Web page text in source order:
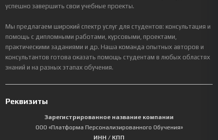
успешно завершить свои учебные проекты.
Мы предлагаем широкий спектр услуг для студентов: консультация и
помощь с дипломными работами, курсовыми, проектами,
практическими заданиями и др. Наша команда опытных авторов и
консультантов готова оказать помощь студентам в любых областях
знаний и на разных этапах обучения.
Реквизиты
Зарегистрированное название компании
ООО «Платформа Персонализированного Обучения»
ИНН / КПП